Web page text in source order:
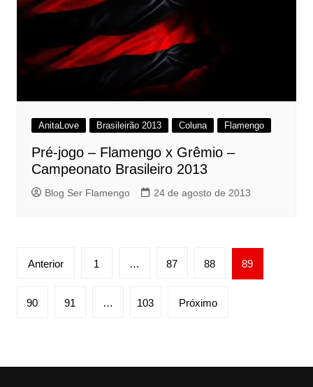
AnitaLove Brasileirão 2013 Coluna Flamengo
Pré-jogo – Flamengo x Grêmio –
Campeonato Brasileiro 2013
Blog Ser Flamengo 24 de agosto de 2013
Paginação
posts
Anterior 1 … 87 88 89
90 91 … 103 Próximo